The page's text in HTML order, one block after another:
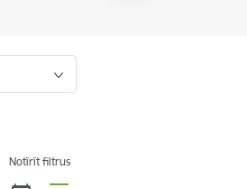
Notīrīt filtrus